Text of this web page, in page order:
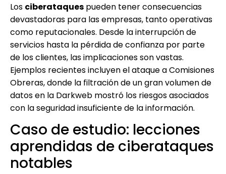
Los ciberataques pueden tener consecuencias
devastadoras para las empresas, tanto operativas
como reputacionales. Desde la interrupción de
servicios hasta la pérdida de confianza por parte
de los clientes, las implicaciones son vastas.
Ejemplos recientes incluyen el ataque a Comisiones
Obreras, donde la filtración de un gran volumen de
datos en la Darkweb mostró los riesgos asociados
con la seguridad insuficiente de la información.
Caso de estudio: lecciones
aprendidas de ciberataques
notables